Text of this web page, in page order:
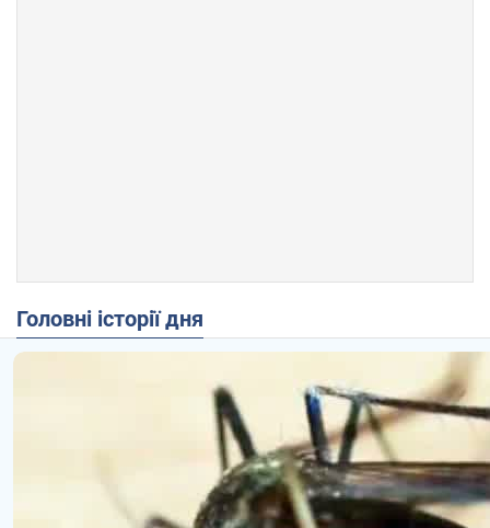
Головні історії дня